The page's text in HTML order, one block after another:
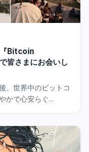
Bitcoin
皆さまにお会いし
、世界中のビットコ
かで心安らぐ...